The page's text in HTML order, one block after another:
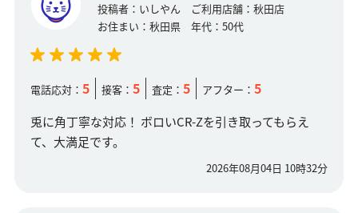
投稿者： いしやん ご利用店舗： 秋田店
お住まい： 秋田県 年代： 50代
電話応対： 5 接客： 5 査定： 5 アフター： 5
兎に角丁寧な対応！ ボロいCR-Zを引き取ってもらえ
て、大満足です。
2026年08月04日 10時32分